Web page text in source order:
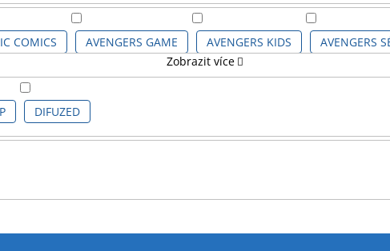
COMICS AVENGERS GAME AVENGERS KIDS AVENGERS
MARVEL
POKÉMON KIDS POKÉMON SÉRIE SPIDERMAN CLASSIC
Zobrazit více
DIFUZED